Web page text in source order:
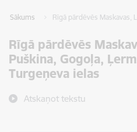
Sākums Rīgā pārdēvēs Maskavas,
Rīgā pārdēvēs
Puškina, Gogoļa,
Turgeņeva ielas
Atskaņot tekstu